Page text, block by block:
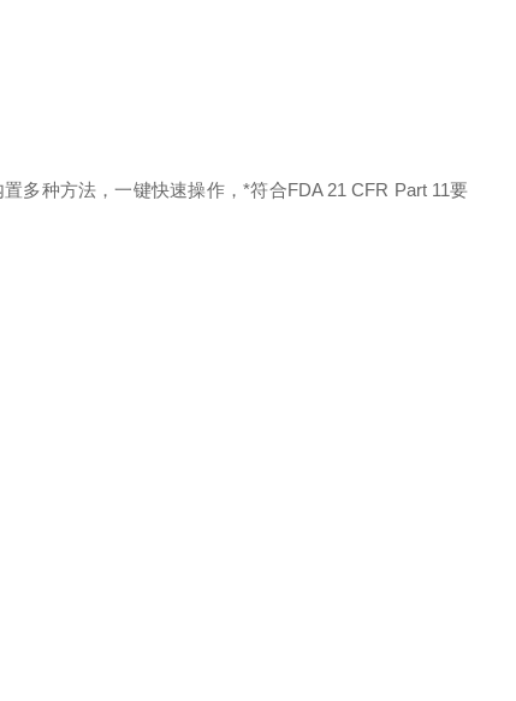
多种方法，一键快速操作，*符合FDA 21 CFR Part 11要